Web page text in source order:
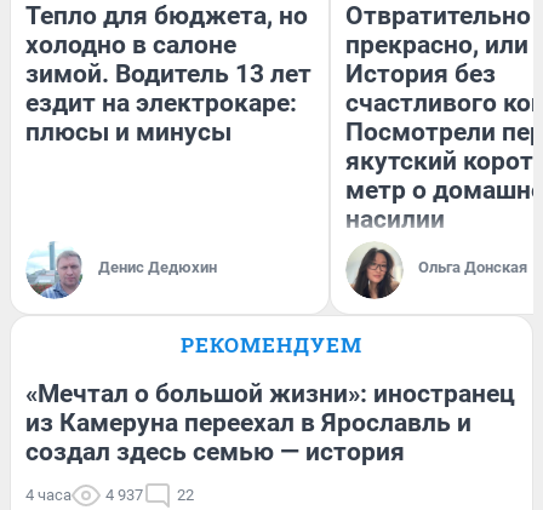
Тепло для бюджета, но
холодно в салоне
зимой. Водитель 13 лет
ездит на электрокаре:
плюсы и минусы
Денис Дедюхин
Отвратительно
прекрасно, или
История без
счастливого
Посмотрели
якутский
метр о
насилии
Ольга Донская
РЕКОМЕНДУЕМ
«Мечтал о большой жизни»: иностранец
из Камеруна переехал в Ярославль и
создал здесь семью — история
4 часа 4 937 22